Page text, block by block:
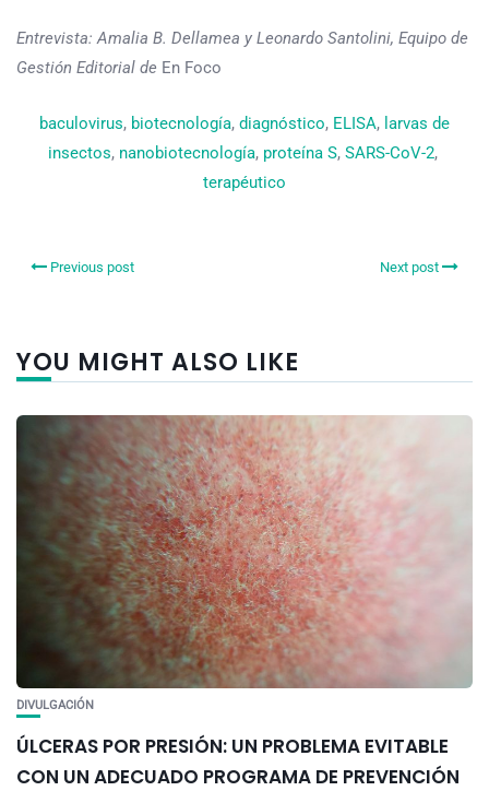
Entrevista: Amalia B. Dellamea y Leonardo Santolini, Equipo de
Gestión Editorial de En Foco
baculovirus, biotecnología, diagnóstico, ELISA, larvas de
insectos, nanobiotecnología, proteína S, SARS-CoV-2,
terapéutico
Previous post Next post
YOU MIGHT ALSO LIKE
DIVULGACIÓN
ÚLCERAS POR PRESIÓN: UN PROBLEMA EVITABLE
CON UN ADECUADO PROGRAMA DE PREVENCIÓN